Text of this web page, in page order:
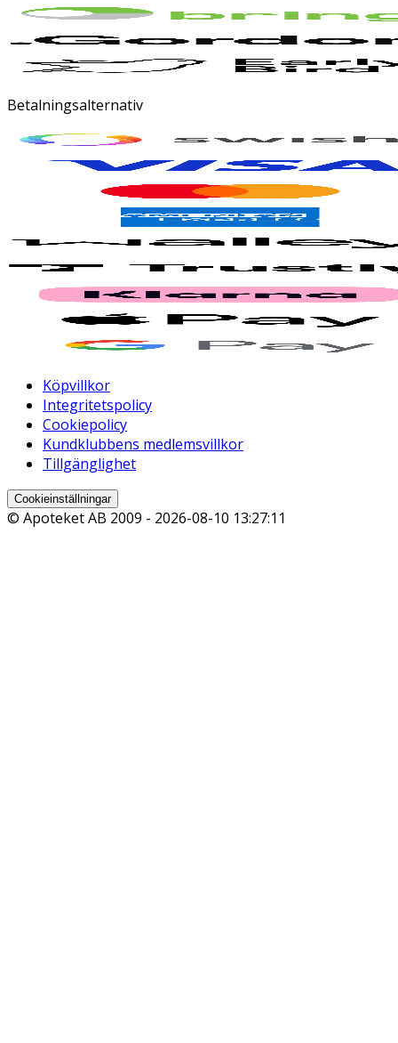
Betalningsalternativ
Köpvillkor
Integritetspolicy
Cookiepolicy
Kundklubbens medlemsvillkor
Tillgänglighet
Cookieinställningar
© Apoteket AB 2009 - 2026-08-10 13:27:11